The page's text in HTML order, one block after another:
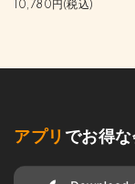
10,780円(税込)
アプリ でお得